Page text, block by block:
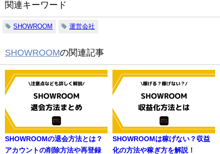
関連キーワード
SHOWROOM 運営会社
SHOWROOMの関連記事
SHOWROOMの退会方法とは？
アカウントの削除方法や再登録
SHOWROOMは稼げない？収益
化の方法や稼ぎ方を解説！